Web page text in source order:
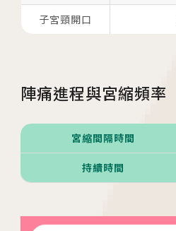
子宮頸開口
陣痛進程與宮縮頻率
宮縮間隔時間
持續時間